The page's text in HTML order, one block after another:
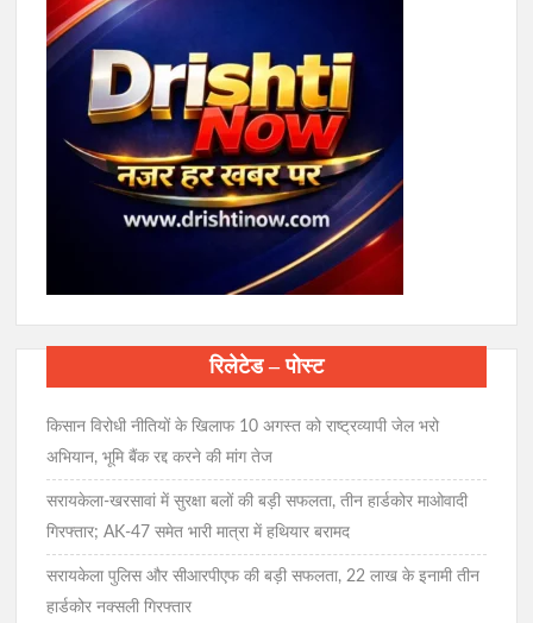
रिलेटेड – पोस्ट
किसान विरोधी नीतियों के खिलाफ 10 अगस्त को राष्ट्रव्यापी जेल भरो
अभियान, भूमि बैंक रद्द करने की मांग तेज
सरायकेला-खरसावां में सुरक्षा बलों की बड़ी सफलता, तीन हार्डकोर माओवादी
गिरफ्तार; AK-47 समेत भारी मात्रा में हथियार बरामद
सरायकेला पुलिस और सीआरपीएफ की बड़ी सफलता, 22 लाख के इनामी तीन
हार्डकोर नक्सली गिरफ्तार